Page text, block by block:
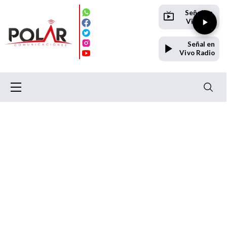
Señal en
Vivo TV
Señal en
Vivo Radio